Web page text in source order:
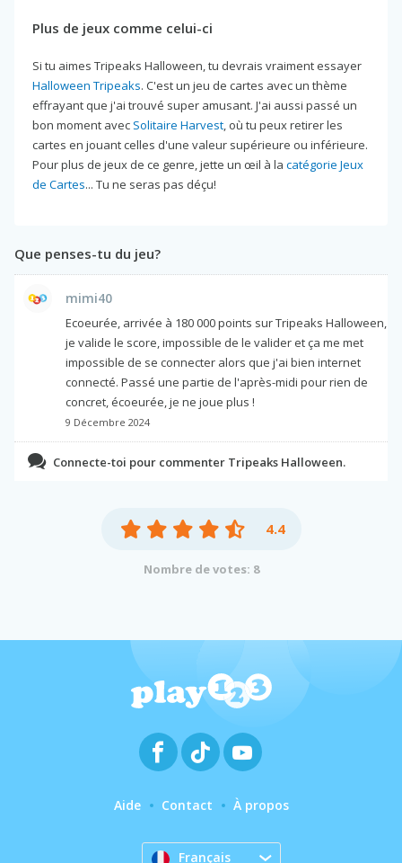
Plus de jeux comme celui-ci
Si tu aimes Tripeaks Halloween, tu devrais vraiment essayer
Halloween Tripeaks. C'est un jeu de cartes avec un thème
effrayant que j'ai trouvé super amusant. J'ai aussi passé un
bon moment avec Solitaire Harvest, où tu peux retirer les
cartes en jouant celles d'une valeur supérieure ou inférieure.
Pour plus de jeux de ce genre, jette un œil à la catégorie Jeux
de Cartes... Tu ne seras pas déçu!
Que penses-tu du jeu?
mimi40
Ecoeurée, arrivée à 180 000 points sur Tripeaks Halloween,
je valide le score, impossible de le valider et ça me met
impossible de se connecter alors que j'ai bien internet
connecté. Passé une partie de l'après-midi pour rien de
concret, écoeurée, je ne joue plus !
9 Décembre 2024
Connecte-toi pour commenter Tripeaks Halloween.
4.4
Nombre de votes: 8
Aide Contact À propos
Français